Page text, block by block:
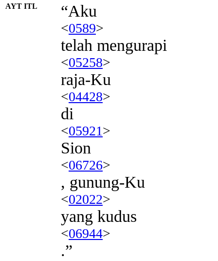
AYT ITL “Aku
<0589>
telah mengurapi
<05258>
raja-Ku
<04428>
di
<05921>
Sion
<06726>
, gunung-Ku
<02022>
yang kudus
<06944>
.”